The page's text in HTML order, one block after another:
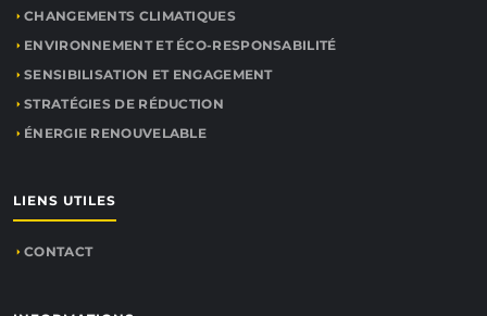
CHANGEMENTS CLIMATIQUES
ENVIRONNEMENT ET ÉCO-RESPONSABILITÉ
SENSIBILISATION ET ENGAGEMENT
STRATÉGIES DE RÉDUCTION
ÉNERGIE RENOUVELABLE
LIENS UTILES
CONTACT